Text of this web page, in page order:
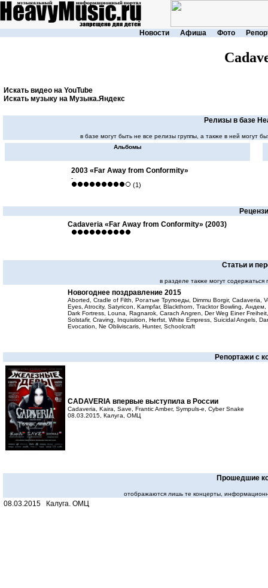
Новости Афиша Фото
Искать видео на YouTube
Искать музыку на Музыка.Яндекс
Релизы в базе
в базе могут быть не все релизы группы, а также в ней
Альбомы
2003 «Far Away from Conformity»
-
(1)
Cadaveria «Far Away from Conformity» (2003)
Статьи и
в разделе также могут
Новогоднее поздравление 2015
Aborted, Cradle of Filth, Рогатые Трупоеды, Dimmu Borgir, Cadaveria,
Eyes, Atrocity, Satyricon, Kampfar, Blackthorn, Tracktor Bowling,
Dark Fortress, Louna, Ragnarok, Carach Angren, Der Weg Einer
Solstafir, Craving, Inquisition, Herfst, White Empress, Suicidal Angels,
Evocation, Ne Obliviscaris, Hunter, Schoolcraft
Репортажи с
CADAVERIA впервые выступила в России
Cadaveria, Kaira, Save, Frantic Amber, Sympuls-e, Cyber Snake
08.03.2015, Калуга, ОМЦ
Прошедшие
отображаются лишь те концерты,
08.03.2015 Калуга. ОМЦ